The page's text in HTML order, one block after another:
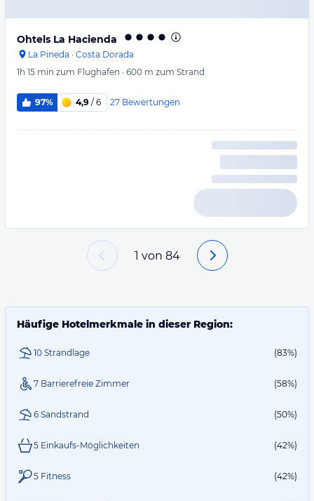
Ohtels La Hacienda
La Pineda · Costa Dorada
1h 15 min zum Flughafen · 600 m zum Strand
97% 4,9 / 6 27 Bewertungen
1 von 84
Häufige Hotelmerkmale in dieser Region:
10 Strandlage (83%)
7 Barrierefreie Zimmer (58%)
6 Sandstrand (50%)
5 Einkaufs-Möglichkeiten (42%)
5 Fitness (42%)